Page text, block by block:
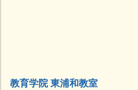
教育学院 東浦和教室